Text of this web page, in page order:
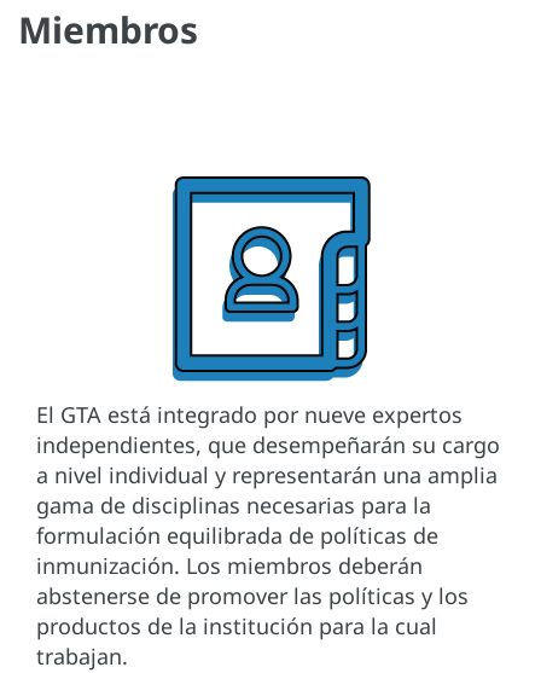
Miembros
El GTA está integrado por nueve expertos
independientes, que desempeñarán su cargo
a nivel individual y representarán una amplia
gama de disciplinas necesarias para la
formulación equilibrada de políticas de
inmunización. Los miembros deberán
abstenerse de promover las políticas y los
productos de la institución para la cual
trabajan.